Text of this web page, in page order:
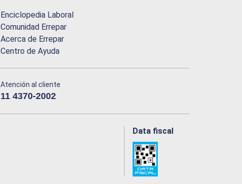
Enciclopedia Laboral
Comunidad Errepar
Acerca de Errepar
Centro de Ayuda
Atención al cliente
11 4370-2002
Data fiscal